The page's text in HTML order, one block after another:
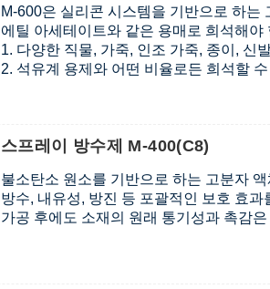
M-600은 실리콘 시스템을 기반으로 하는
에틸 아세테이트와 같은 용매로 희석해야
1. 다양한 직물, 가죽, 인조 가죽, 종이, 신
2. 석유계 용제와 어떤 비율로든 희석할
스프레이 방수제 M-400(C8)
불소탄소 원소를 기반으로 하는 고분자 액
방수, 내유성, 방진 등 포괄적인 보호 효과
가공 후에도 소재의 원래 통기성과 촉감